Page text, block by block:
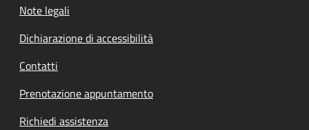
Note legali
Dichiarazione di accessibilità
Contatti
Prenotazione appuntamento
Richiedi assistenza